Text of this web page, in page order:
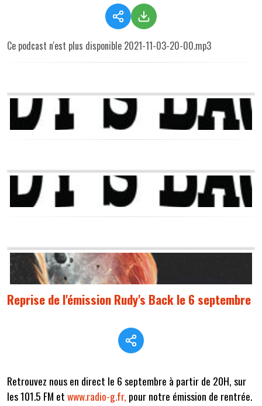
Ce podcast n'est plus disponible 2021-11-03-20-00.mp3
Reprise de l'émission Rudy's Back le 6 septembre
Retrouvez nous en direct le 6 septembre à partir de 20H, sur
les 101.5 FM etwww.radio-g.fr, pour notre émission de rentrée.